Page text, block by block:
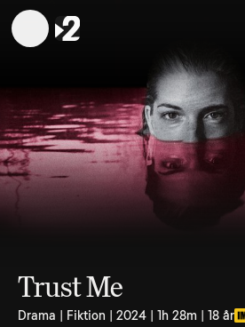
Trust Me
Drama | Fiktion | 2024 | 1h 28m | 18 år